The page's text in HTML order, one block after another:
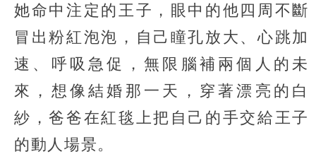
她命中注定的王子，眼中的他四周不斷
冒出粉紅泡泡，自己瞳孔放大、心跳加
速、呼吸急促，無限腦補兩個人的未
來，想像結婚那一天，穿著漂亮的白
紗，爸爸在紅毯上把自己的手交給王子
的動人場景。